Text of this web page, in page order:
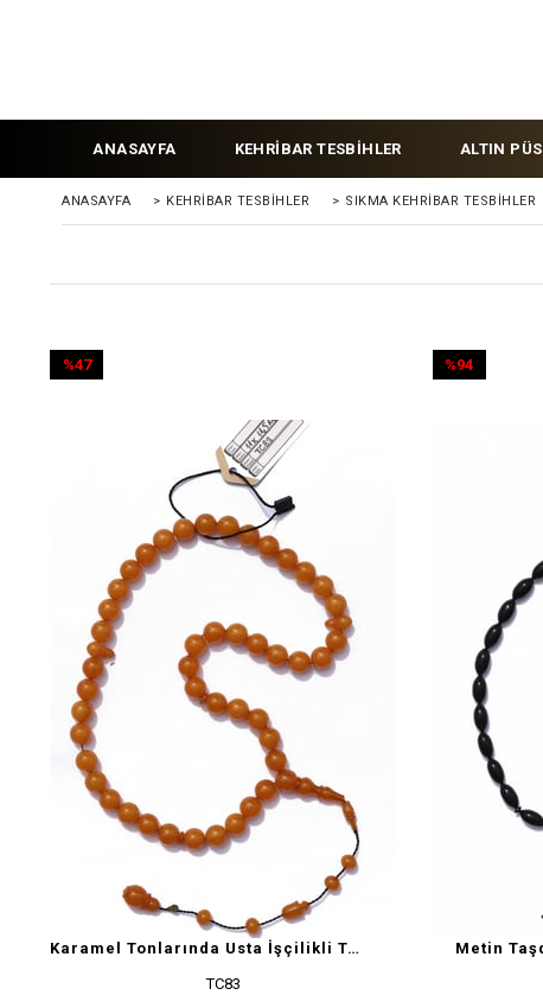
ANASAYFA KEHRİBAR TESBİHLER ALTIN
ANASAYFA > KEHRIBAR TESBIHLER > SIKMA KEHRİBAR TESBİHLER
Karamel Tonlarında Usta İşçilikli Tesbih
TC83
%47
Metin
%94